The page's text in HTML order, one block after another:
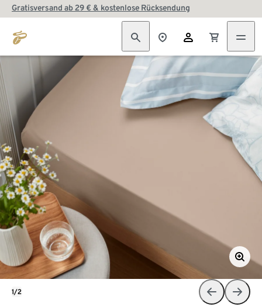
Gratisversand ab 29 € & kostenlose Rücksendung
1/2